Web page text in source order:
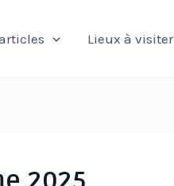
Lieux à visiter